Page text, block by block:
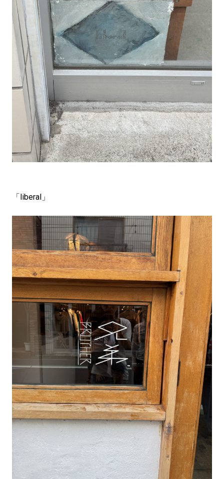
「liberal」